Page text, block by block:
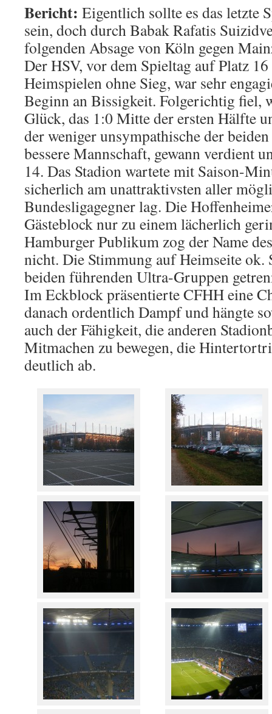
Bericht: Eigentlich sollte es das letzte
sein, doch durch Babak Rafatis
folgenden Absage von Köln gegen
Der HSV, vor dem Spieltag auf Platz
Heimspielen ohne Sieg, war sehr
Beginn an Bissigkeit. Folgerichtig fiel,
Glück, das 1:0 Mitte der ersten Hälfte
der weniger unsympathische der
bessere Mannschaft, gewann verdient
14. Das Stadion wartete mit Saison-
sicherlich am unattraktivsten aller
Bundesligagegner lag. Die
Gästeblock nur zu einem lächerlich
Hamburger Publikum zog der Name
nicht. Die Stimmung auf Heimseite ok.
beiden führenden Ultra-Gruppen
Im Eckblock präsentierte CFHH eine
danach ordentlich Dampf und hängte
auch der Fähigkeit, die anderen
Mitmachen zu bewegen, die
deutlich ab.